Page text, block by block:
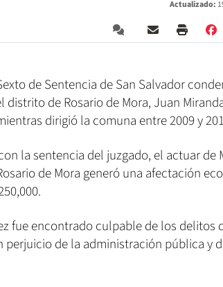
Actualizado:
de Sentencia de San Salvador
distrito de Rosario de Mora, Juan
dirigió la comuna entre 2009 y
la sentencia del juzgado, el actuar de
de Mora generó una afectación
fue encontrado culpable de los delitos
perjuicio de la administración pública y